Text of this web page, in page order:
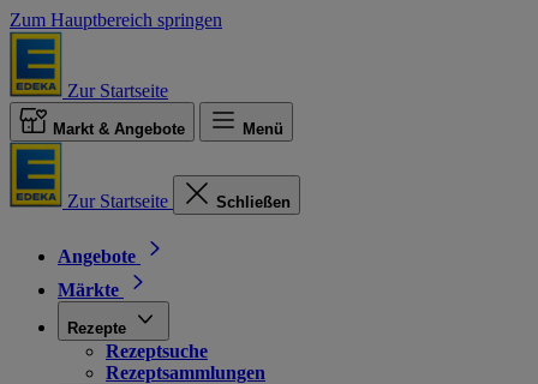
Zum Hauptbereich springen
Zur Startseite
Markt & Angebote Menü
Zur Startseite Schließen
Angebote
Märkte
Rezepte
Rezeptsuche
Rezeptsammlungen